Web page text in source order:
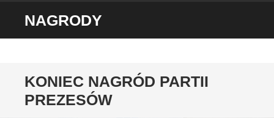
PRZESKOCZ
NAGRODY
KONIEC NAGRÓD PARTII
PREZESÓW